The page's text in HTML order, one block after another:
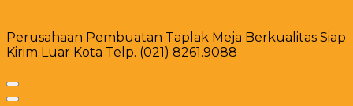
Perusahaan Pembuatan Taplak Meja Berkualitas Siap
Kirim Luar Kota Telp. (021) 8261.9088